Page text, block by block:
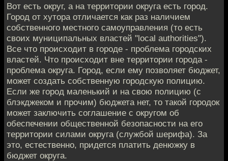
Вот есть округ, а на территории округа есть город.
Город от хутора отличается как раз наличием
собственного местного самоуправления (то есть
своих муниципальных властей "local authorities").
Все что происходит в городе - проблема городских
властей. Что происходит вне территории города -
проблема округа. Город, если ему позволяет бюджет,
может создать собственную городскую полицию.
Если же город маленький и на свою полицию (с
блэкджеком и прочим) бюджета нет, то такой городок
может заключить соглашение с округом об
обеспечении общественной безопасности на его
территории силами округа (службой шерифа). За
это, естественно, придется платить денюжку в
бюджет округа.